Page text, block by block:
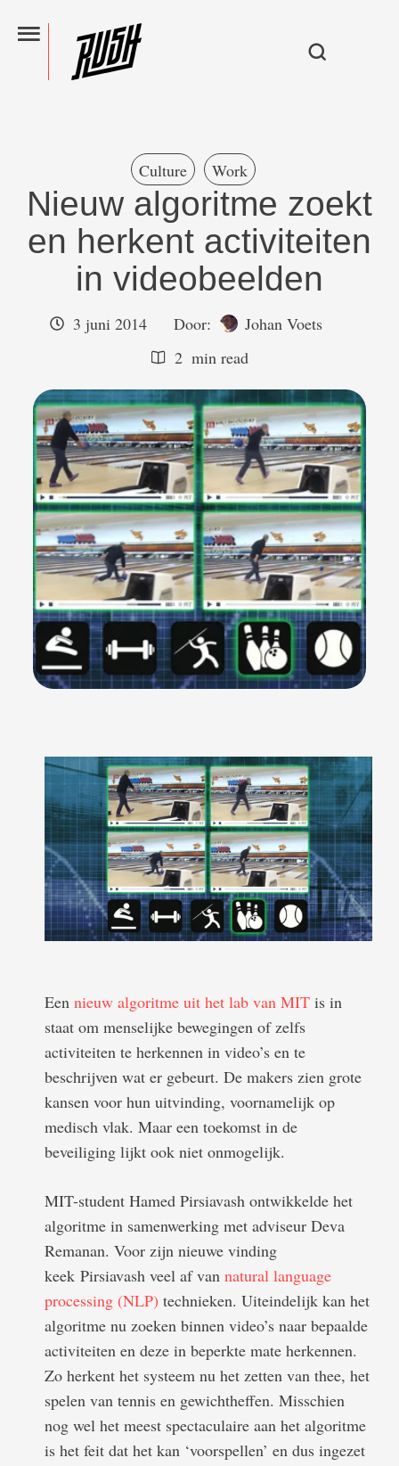
Culture Work
Nieuw algoritme zoekt
en herkent activiteiten
in videobeelden
3 juni 2014 Door:
Johan Voets
2 min read
Een nieuw algoritme uit het lab van MIT is in
staat om menselijke bewegingen of zelfs
activiteiten te herkennen in video’s en te
beschrijven wat er gebeurt. De makers zien grote
kansen voor hun uitvinding, voornamelijk op
medisch vlak. Maar een toekomst in de
beveiliging lijkt ook niet onmogelijk.
MIT-student Hamed Pirsiavash ontwikkelde het
algoritme in samenwerking met adviseur Deva
Remanan. Voor zijn nieuwe vinding
keek Pirsiavash veel af van natural language
processing (NLP) technieken. Uiteindelijk kan het
algoritme nu zoeken binnen video’s naar bepaalde
activiteiten en deze in beperkte mate herkennen.
Zo herkent het systeem nu het zetten van thee, het
spelen van tennis en gewichtheffen. Misschien
nog wel het meest spectaculaire aan het algoritme
is het feit dat het kan ‘voorspellen’ en dus ingezet